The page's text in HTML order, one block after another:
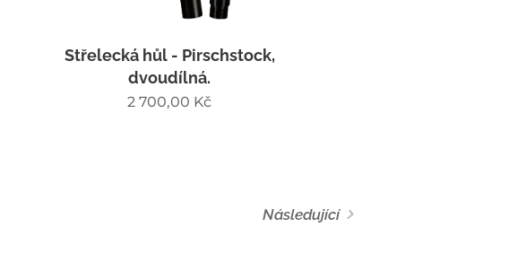
Střelecká hůl - Pirschstock,
dvoudílná.
2 700,00 Kč
Následující